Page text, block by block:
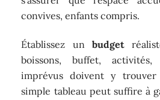
convives, enfants compris.
Établissez un budget
boissons, buffet,
imprévus doivent y
simple tableau peut suffire à